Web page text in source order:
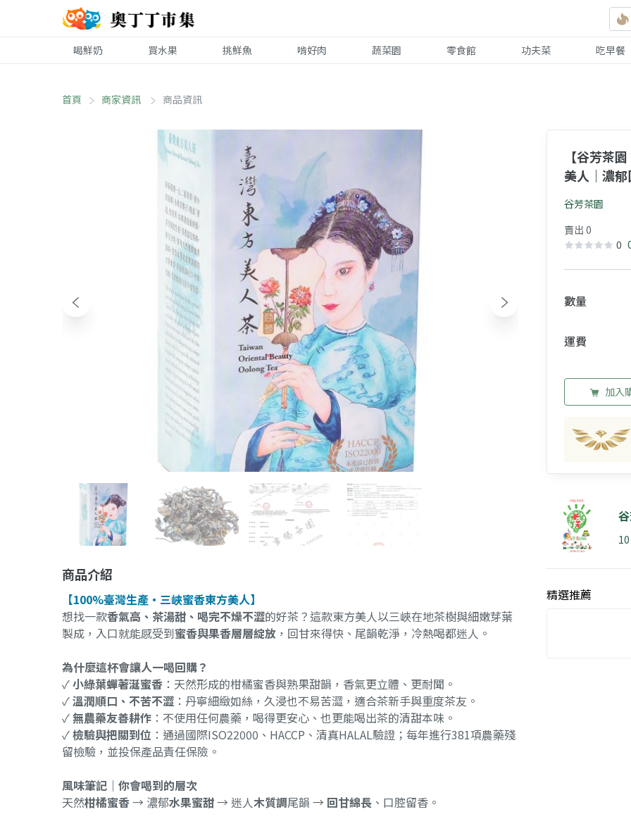
喝鮮奶 買水果 挑鮮魚 啃好肉 蔬菜園 零食館 功夫菜 吃早餐
首頁 商家資訊 商品資訊
商品介紹
【100%臺灣生產・三峽蜜香東方美人】
想找一款香氣高、茶湯甜、喝完不燥不澀的好茶？這款東方美人以三峽在地茶樹與細嫩芽葉
製成，入口就能感受到蜜香與果香層層綻放 ，回甘來得快、尾韻乾淨，冷熱喝都迷人。
為什麼這杯會讓人一喝回購？
✓小綠葉蟬著涎蜜香 ：天然形成的柑橘蜜香與熟果甜韻，香氣更立體、更耐聞。
✓溫潤順口、不苦不澀 ：丹寧細緻如絲，久浸也不易苦澀，適合茶新手與重度茶友。
✓無農藥友善耕作 ：不使用任何農藥，喝得更安心、也更能喝出茶的清甜本味。
✓檢驗與把關到位 ：通過國際ISO22000、HACCP、清真HALAL驗證；每年進行381項農藥殘
留檢驗，並投保產品責任保險。
風味筆記｜你會喝到的層次
天然柑橘蜜香→ 濃郁水果蜜甜→ 迷人木質調尾韻 → 回甘綿長 、口腔留香。
【谷芳茶
美人｜濃
谷芳茶園
賣出 0
0
數量
運費
加入
精選推薦